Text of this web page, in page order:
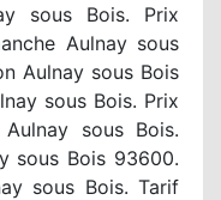
sous Bois. Prix
Aulnay sous
Aulnay sous Bois
sous Bois. Prix
sous Bois.
sous Bois 93600.
sous Bois. Tarif